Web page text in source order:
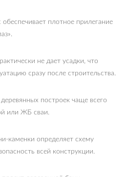
плотное прилегание
не дает усадки, что
сразу после строительства.
построек чаще всего
или ЖБ сваи.
каменки определяет схему
всей конструкции.